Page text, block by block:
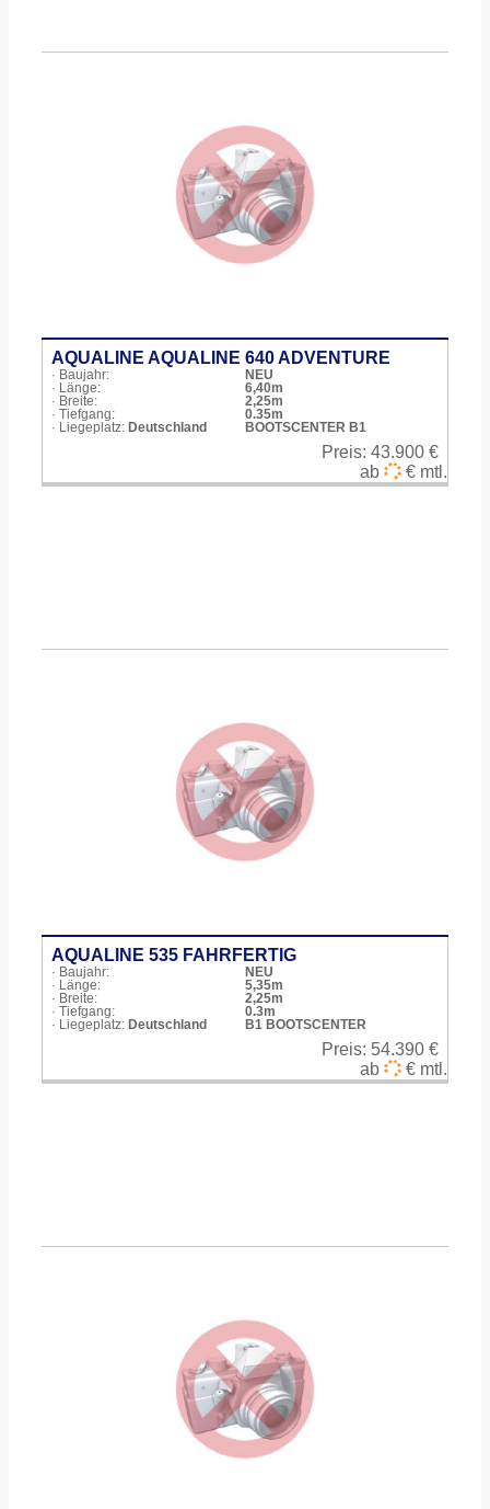
AQUALINE AQUALINE 640 ADVENTURE
· Baujahr:
NEU
· Länge:
6,40m
· Breite:
2,25m
· Tiefgang:
0.35m
· Liegeplatz: Deutschland BOOTSCENTER B1
Preis: 43.900 €
ab
€ mtl.
AQUALINE 535 FAHRFERTIG
· Baujahr:
NEU
· Länge:
5,35m
· Breite:
2,25m
· Tiefgang:
0.3m
· Liegeplatz: Deutschland B1 BOOTSCENTER
Preis: 54.390 €
ab
€ mtl.